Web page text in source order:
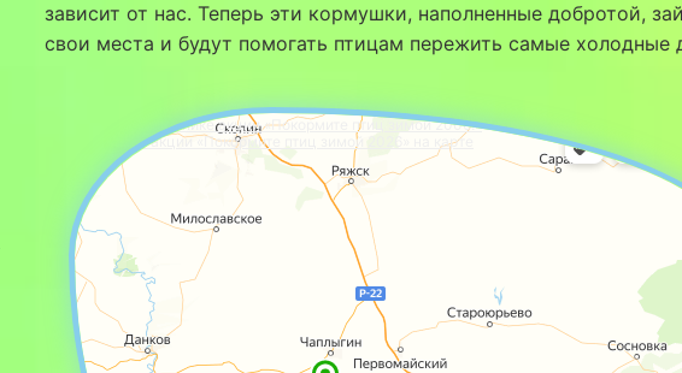
зависит от нас. Теперь эти кормушки, наполненные добротой,
свои места и будут помогать птицам пережить самые холодные
На карте участнике акции «Покормите птиц зимой 2006!»
Участники акции «Покормите птиц зимой 2026» на карте